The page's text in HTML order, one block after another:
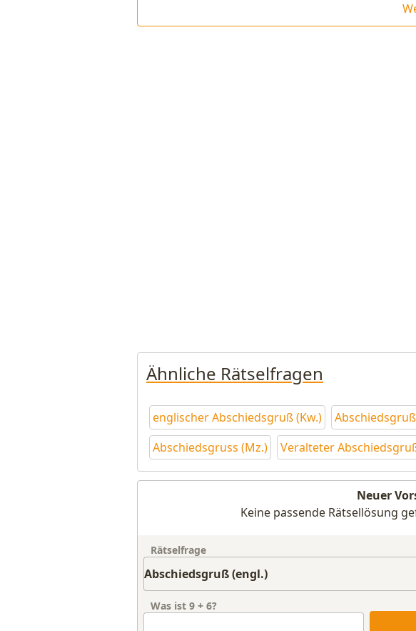
Ähnliche Rätselfragen
englischer Abschiedsgruß (Kw.) Abschiedsgruß
Abschiedsgruss (Mz.)
Veralteter
Neuer
Keine passende Rätsellösung
Rätselfrage
Was ist 9 + 6?